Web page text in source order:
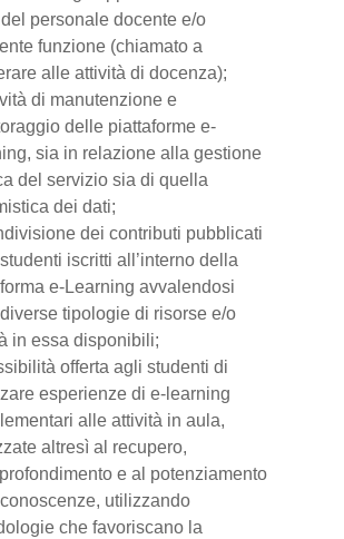
personale docente e/o
funzione (chiamato a
alle attività di docenza);
di manutenzione e
delle piattaforme e-
sia in relazione alla gestione
del servizio sia di quella
dei dati;
dei contributi pubblicati
iscritti all’interno della
e-Learning avvalendosi
tipologie di risorse e/o
in essa disponibili;
offerta agli studenti di
esperienze di e-learning
alle attività in aula,
altresì al recupero,
e al potenziamento
utilizzando
che favoriscano la